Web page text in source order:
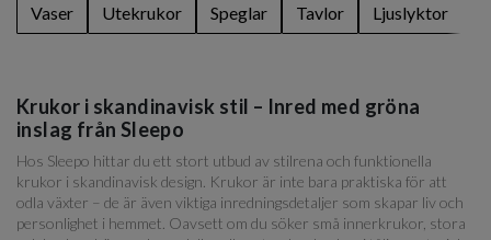
Vaser Utekrukor Speglar Tavlor Ljuslyktor
Krukor i skandinavisk stil – Inred med gröna
inslag från Sleepo
Hos Sleepo hittar du ett stort utbud av stilrena och funktionella
krukor i skandinavisk design. Krukor är inte bara praktiska för att
odla växter – de är även viktiga inredningsdetaljer som skapar liv och
personlighet i hemmet. Oavsett om du söker små innerkrukor, stora